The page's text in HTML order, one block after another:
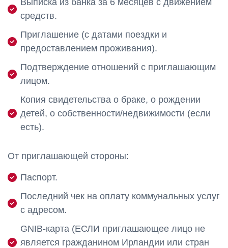
средств.
Приглашение (с датами поездки и
предоставлением проживания).
Подтверждение отношений с приглашающим
лицом.
Копия свидетельства о браке, о рождении
детей, о собственности/недвижимости (если
есть).
От приглашающей стороны:
Паспорт.
Последний чек на оплату коммунальных услуг
с адресом.
GNIB-карта (ЕСЛИ приглашающее лицо не
является гражданином Ирландии или стран